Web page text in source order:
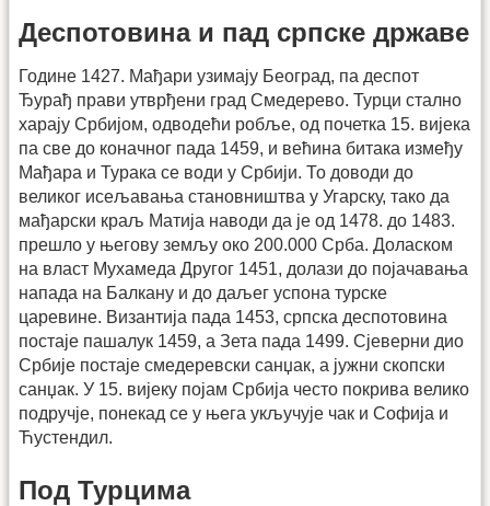
Деспотовина и пад српске државе
Године 1427. Мађари узимају Београд, па деспот
Ђурађ прави утврђени град Смедерево. Турци стално
харају Србијом, одводећи робље, од почетка 15. вијека
па све до коначног пада 1459, и већина битака између
Мађара и Турака се води у Србији. То доводи до
великог исељавања становништва у Угарску, тако да
мађарски краљ Матија наводи да је од 1478. до 1483.
прешло у његову земљу око 200.000 Срба. Доласком
на власт Мухамеда Другог 1451, долази до појачавања
напада на Балкану и до даљег успона турске
царевине. Византија пада 1453, српска деспотовина
постаје пашалук 1459, а Зета пада 1499. Сјеверни дио
Србије постаје смедеревски санџак, а јужни скопски
санџак. У 15. вијеку појам Србија често покрива велико
подручје, понекад се у њега укључује чак и Софија и
Ћустендил.
Под Турцима